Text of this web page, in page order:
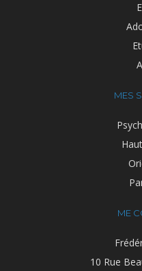
MES
ME
10 Rue